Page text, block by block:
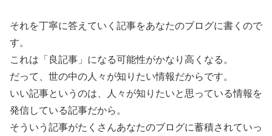
それを丁寧に答えていく記事をあなたのブログに書くので
す。
これは「良記事」になる可能性がかなり高くなる。
だって、世の中の人々が知りたい情報だからです。
いい記事というのは、人々が知りたいと思っている情報を
発信している記事だから。
そういう記事がたくさんあなたのブログに蓄積されていっ